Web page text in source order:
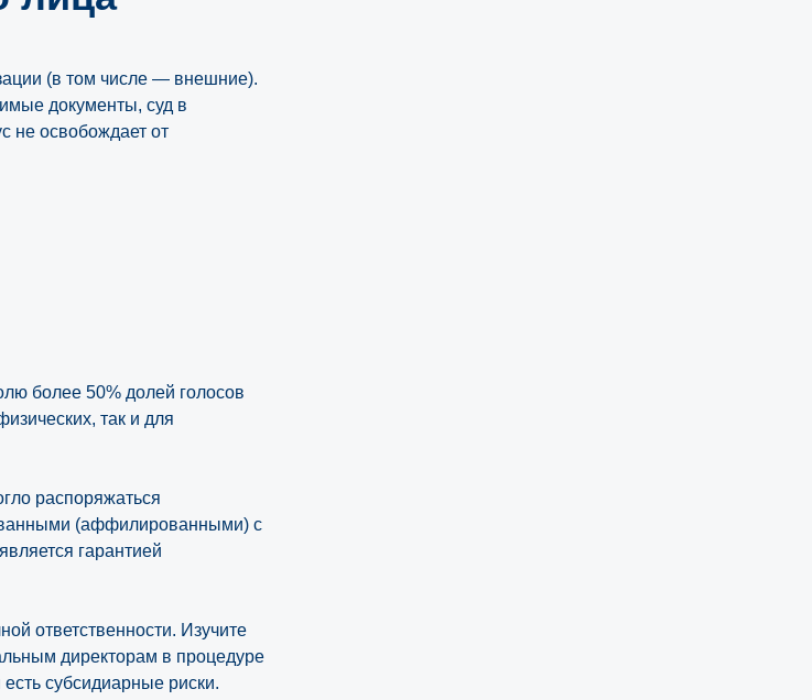
(в том числе — внешние).
документы, суд в
не освобождает от
более 50% долей голосов
так и для
распоряжаться
(аффилированными) с
гарантией
ответственности. Изучите
директорам в процедуре
субсидиарные риски.